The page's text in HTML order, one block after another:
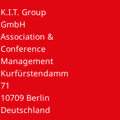
K.I.T. Group
GmbH
Association &
Conference
Management
Kurfürstendamm
71
10709 Berlin
Deutschland